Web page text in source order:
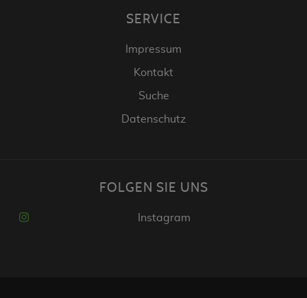
SERVICE
Impressum
Kontakt
Suche
Datenschutz
FOLGEN SIE UNS
Instagram